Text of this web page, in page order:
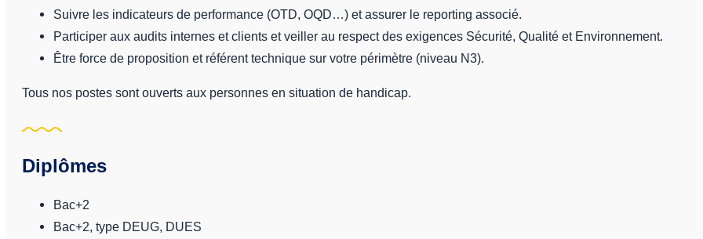
Suivre les indicateurs de performance (OTD, OQD…) et assurer le reporting associé.
Participer aux audits internes et clients et veiller au respect des exigences Sécurité, Qualité et Environnement.
Être force de proposition et référent technique sur votre périmètre (niveau N3).
Tous nos postes sont ouverts aux personnes en situation de handicap.
Diplômes
Bac+2
Bac+2, type DEUG, DUES